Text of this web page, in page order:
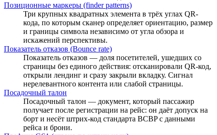
Позиционные маркеры (finder patterns)
Три крупных квадратных элемента в трёх углах QR-
кода, по которым сканер определяет ориентацию, размер
и границы символа независимо от угла обзора и
искажений перспективы.
Показатель отказов (Bounce rate)
Показатель отказов — доля посетителей, ушедших со
страницы без единого действия: отсканировали QR-код,
открыли лендинг и сразу закрыли вкладку. Сигнал
нерелевантного контента или слабой страницы.
Посадочный талон
Посадочный талон — документ, который пассажир
получает после регистрации на рейс: он даёт допуск на
борт и несёт штрих-код стандарта BCBP с данными
рейса и брони.